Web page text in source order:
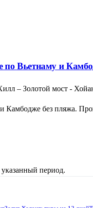
по Вьетнаму и
– Золотой мост -
Камбодже без пляжа.
период.